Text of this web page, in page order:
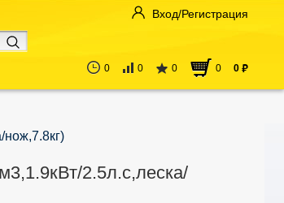
Вход/Регистрация
0 0 0 0 0 руб
2.5л.с,леска/